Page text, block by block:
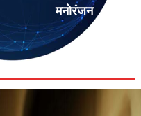
मनोरंजन